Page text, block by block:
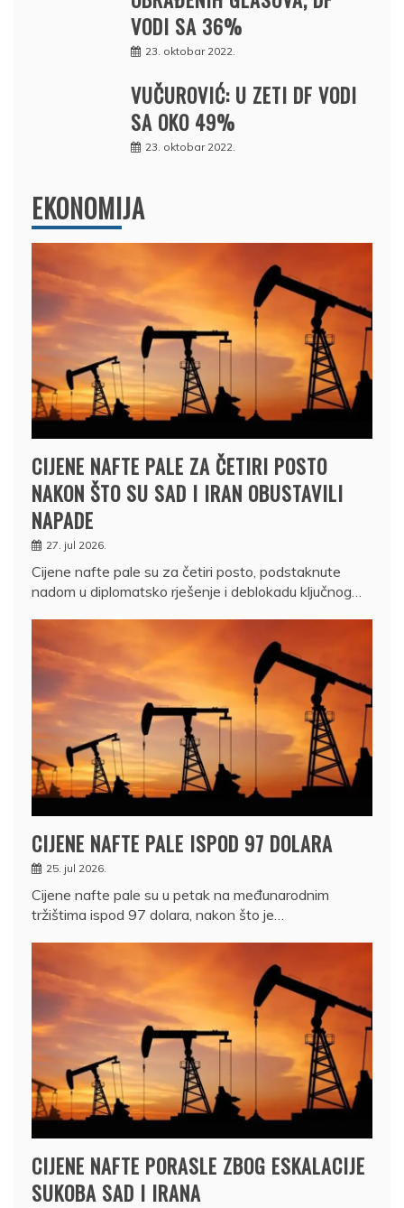
VODI SA 36%
23. oktobar 2022.
VUČUROVIĆ: U ZETI DF VODI
SA OKO 49%
23. oktobar 2022.
EKONOMIJA
CIJENE NAFTE PALE ZA ČETIRI POSTO
NAKON ŠTO SU SAD I IRAN OBUSTAVILI
NAPADE
27. jul 2026.
Cijene nafte pale su za četiri posto, podstaknute
nadom u diplomatsko rješenje i deblokadu ključnog…
CIJENE NAFTE PALE ISPOD 97 DOLARA
25. jul 2026.
Cijene nafte pale su u petak na međunarodnim
tržištima ispod 97 dolara, nakon što je…
CIJENE NAFTE PORASLE ZBOG ESKALACIJE
SUKOBA SAD I IRANA